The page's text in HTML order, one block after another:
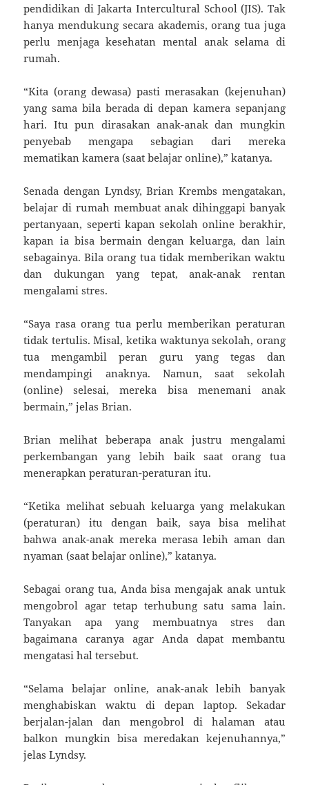
pendidikan di Jakarta Intercultural School (JIS). Tak
hanya mendukung secara akademis, orang tua juga
perlu menjaga kesehatan mental anak selama di
rumah.
“Kita (orang dewasa) pasti merasakan (kejenuhan)
yang sama bila berada di depan kamera sepanjang
hari. Itu pun dirasakan anak-anak dan mungkin
penyebab mengapa sebagian dari mereka
mematikan kamera (saat belajar online),” katanya.
Senada dengan Lyndsy, Brian Krembs mengatakan,
belajar di rumah membuat anak dihinggapi banyak
pertanyaan, seperti kapan sekolah online berakhir,
kapan ia bisa bermain dengan keluarga, dan lain
sebagainya. Bila orang tua tidak memberikan waktu
dan dukungan yang tepat, anak-anak rentan
mengalami stres.
“Saya rasa orang tua perlu memberikan peraturan
tidak tertulis. Misal, ketika waktunya sekolah, orang
tua mengambil peran guru yang tegas dan
mendampingi anaknya. Namun, saat sekolah
(online) selesai, mereka bisa menemani anak
bermain,” jelas Brian.
Brian melihat beberapa anak justru mengalami
perkembangan yang lebih baik saat orang tua
menerapkan peraturan-peraturan itu.
“Ketika melihat sebuah keluarga yang melakukan
(peraturan) itu dengan baik, saya bisa melihat
bahwa anak-anak mereka merasa lebih aman dan
nyaman (saat belajar online),” katanya.
Sebagai orang tua, Anda bisa mengajak anak untuk
mengobrol agar tetap terhubung satu sama lain.
Tanyakan apa yang membuatnya stres dan
bagaimana caranya agar Anda dapat membantu
mengatasi hal tersebut.
“Selama belajar online, anak-anak lebih banyak
menghabiskan waktu di depan laptop. Sekadar
berjalan-jalan dan mengobrol di halaman atau
balkon mungkin bisa meredakan kejenuhannya,”
jelas Lyndsy.